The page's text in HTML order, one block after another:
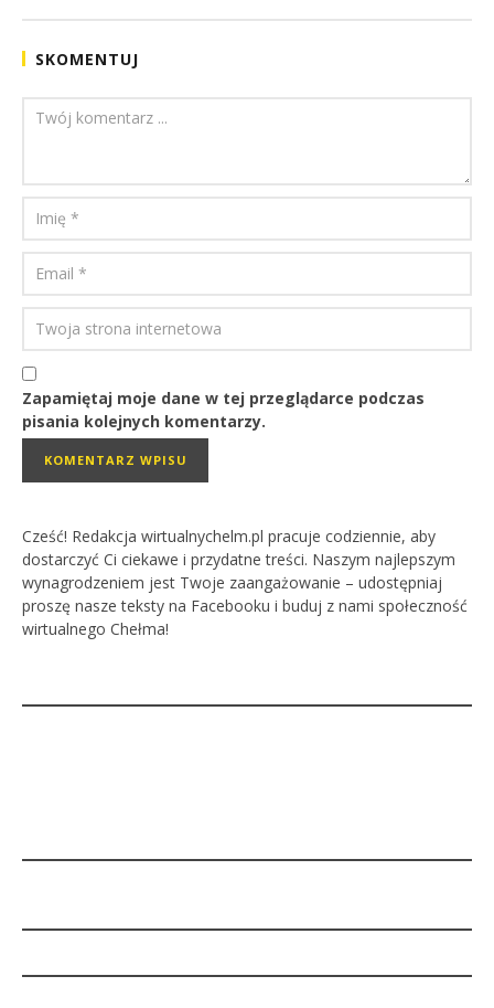
SKOMENTUJ
Zapamiętaj moje dane w tej przeglądarce podczas
pisania kolejnych komentarzy.
Cześć! Redakcja wirtualnychelm.pl pracuje codziennie, aby
dostarczyć Ci ciekawe i przydatne treści. Naszym najlepszym
wynagrodzeniem jest Twoje zaangażowanie – udostępniaj
proszę nasze teksty na Facebooku i buduj z nami społeczność
wirtualnego Chełma!